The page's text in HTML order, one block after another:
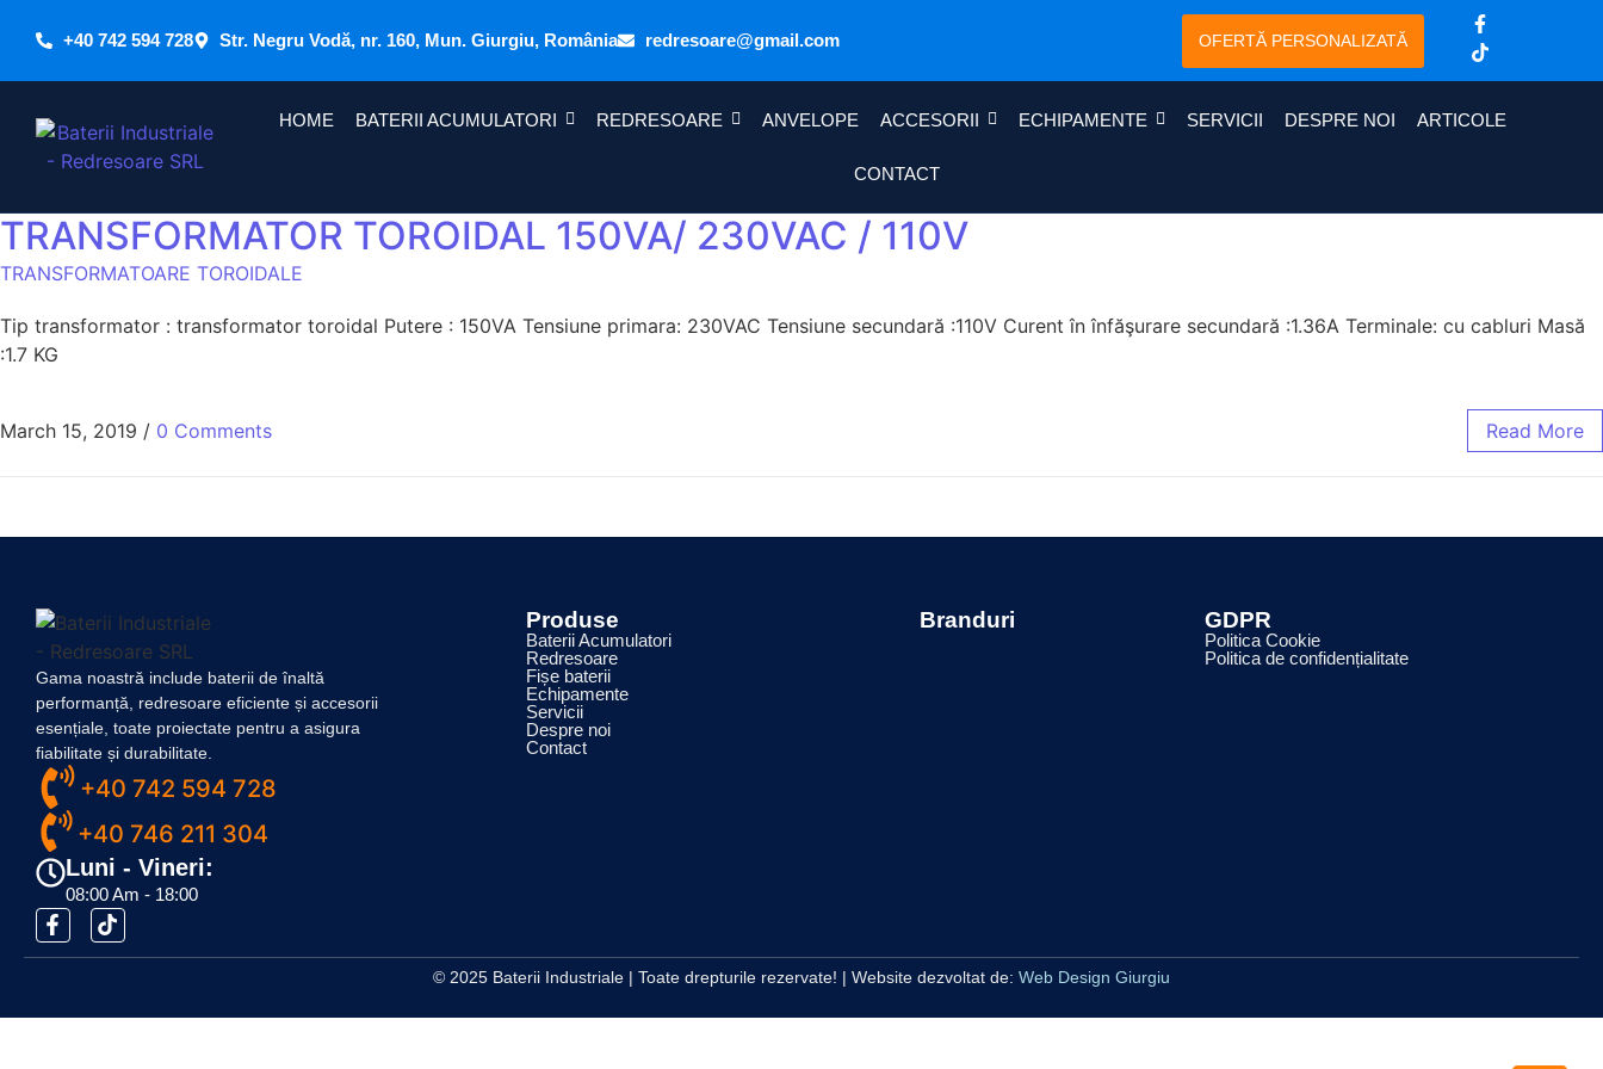
+40 742 594 728 Str. Negru Vodă, nr. 160, Mun. Giurgiu, România redresoare@gmail.com OFERTĂ PERSONALIZATĂ
HOME BATERII ACUMULATORI REDRESOARE ANVELOPE ACCESORII ECHIPAMENTE SERVICII DESPRE NOI ARTICOLE
CONTACT
TRANSFORMATOR TOROIDAL 150VA/ 230VAC / 110V
TRANSFORMATOARE TOROIDALE
Tip transformator : transformator toroidal Putere : 150VA Tensiune primara: 230VAC Tensiune secundară :110V Curent în înfăşurare secundară :1.36A Terminale: cu cabluri Masă
:1.7 KG
March 15, 2019 / 0 Comments Read More
Gama noastră include baterii de înaltă
performanță, redresoare eficiente și accesorii
esențiale, toate proiectate pentru a asigura
fiabilitate și durabilitate.
+40 742 594 728
+40 746 211 304
Luni - Vineri:
08:00 Am - 18:00
Produse
Baterii Acumulatori
Redresoare
Fișe baterii
Echipamente
Servicii
Despre noi
Contact
Branduri GDPR
Politica Cookie
Politica de confidențialitate
© 2025 Baterii Industriale | Toate drepturile rezervate! | Website dezvoltat de: Web Design Giurgiu